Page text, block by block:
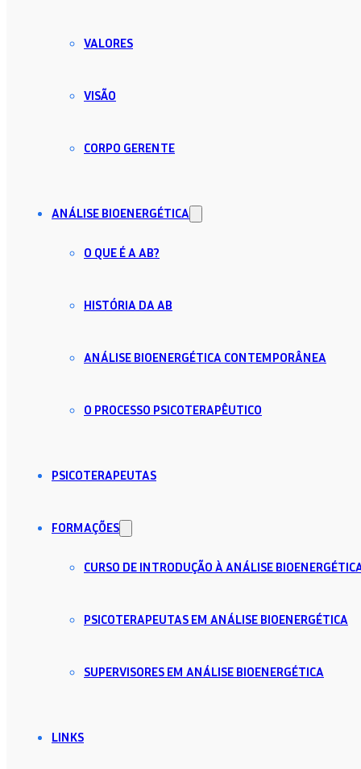
VALORES
VISÃO
CORPO GERENTE
ANÁLISE BIOENERGÉTICA
O QUE É A AB?
HISTÓRIA DA AB
ANÁLISE BIOENERGÉTICA CONTEMPORÂNEA
O PROCESSO PSICOTERAPÊUTICO
PSICOTERAPEUTAS
FORMAÇÕES
CURSO DE INTRODUÇÃO À ANÁLISE
PSICOTERAPEUTAS EM ANÁLISE BIOENERGÉTICA
SUPERVISORES EM ANÁLISE BIOENERGÉTICA
LINKS